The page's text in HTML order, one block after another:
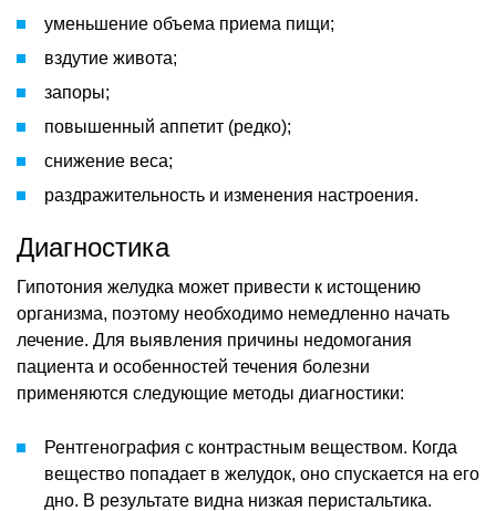
уменьшение объема приема пищи;
вздутие живота;
запоры;
повышенный аппетит (редко);
снижение веса;
раздражительность и изменения настроения.
Диагностика
Гипотония желудка может привести к истощению
организма, поэтому необходимо немедленно начать
лечение. Для выявления причины недомогания
пациента и особенностей течения болезни
применяются следующие методы диагностики:
Рентгенография с контрастным веществом. Когда
вещество попадает в желудок, оно спускается на его
дно. В результате видна низкая перистальтика.